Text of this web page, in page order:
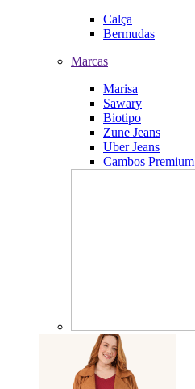
Calça
Bermudas
Marcas
Marisa
Sawary
Biotipo
Zune Jeans
Uber Jeans
Cambos Premium